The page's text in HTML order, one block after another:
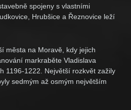
spojeny s vlastními
Hrubšice a Řeznovice leží
města na Moravě, kdy jejich
markraběte Vladislava
1196-1222. Největší rozkvět zažily
sedmým až osmým největším